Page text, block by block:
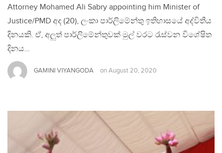
Attorney Mohamed Ali Sabry appointing him Minister of
Justice/PMD අද (20), ලංකා පාර්ලිමේන්තු ඉතිහාසයේ අද්විතීය
දිනයකි. ඒ, අලුත් පාර්ලිමේන්තුවක් මුල් වරට රැස්වන විශේෂිත
දිනය…
GAMINI VIYANGODA on August 20, 2020